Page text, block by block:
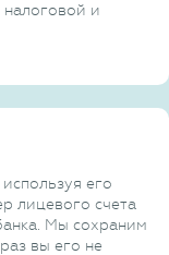
и
его
лицевого счета
Мы сохраним
вы его не